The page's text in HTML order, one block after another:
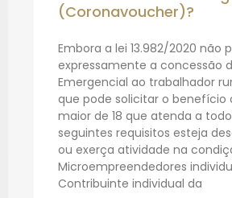
(Coronavoucher)?
Embora a lei 13.982/2020 não
expressamente a concessão
Emergencial ao trabalhador
que pode solicitar o benefício
maior de 18 que atenda a
seguintes requisitos esteja
ou exerça atividade na
Microempreendedores
Contribuinte individual da